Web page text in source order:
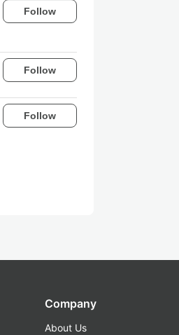
Follow
Follow
Follow
Company
About Us